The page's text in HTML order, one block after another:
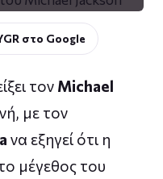
στο Google
τον Michael
με τον
να εξηγεί ότι η
μέγεθος του